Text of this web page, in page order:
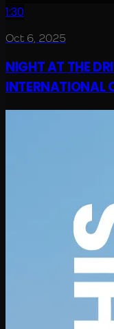
1:30
Oct 6, 2025
NIGHT AT THE
INTERNATIONAL